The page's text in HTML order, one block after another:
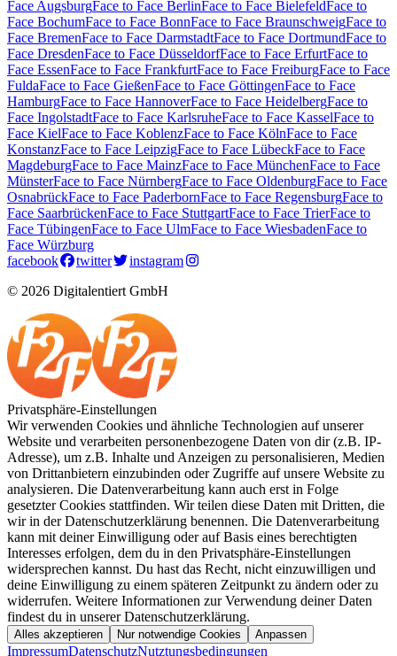
Face AugsburgFace to Face BerlinFace to Face BielefeldFace to
Face BochumFace to Face BonnFace to Face BraunschweigFace to
Face BremenFace to Face DarmstadtFace to Face DortmundFace to
Face DresdenFace to Face DüsseldorfFace to Face ErfurtFace to
Face EssenFace to Face FrankfurtFace to Face FreiburgFace to Face
FuldaFace to Face GießenFace to Face GöttingenFace to Face
HamburgFace to Face HannoverFace to Face HeidelbergFace to
Face IngolstadtFace to Face KarlsruheFace to Face KasselFace to
Face KielFace to Face KoblenzFace to Face KölnFace to Face
KonstanzFace to Face LeipzigFace to Face LübeckFace to Face
MagdeburgFace to Face MainzFace to Face MünchenFace to Face
MünsterFace to Face NürnbergFace to Face OldenburgFace to Face
OsnabrückFace to Face PaderbornFace to Face RegensburgFace to
Face SaarbrückenFace to Face StuttgartFace to Face TrierFace to
Face TübingenFace to Face UlmFace to Face WiesbadenFace to
Face Würzburg
facebook
twitter
instagram
© 2026 Digitalentiert GmbH
Privatsphäre-Einstellungen
Wir verwenden Cookies und ähnliche Technologien auf unserer
Website und verarbeiten personenbezogene Daten von dir (z.B. IP-
Adresse), um z.B. Inhalte und Anzeigen zu personalisieren, Medien
von Drittanbietern einzubinden oder Zugriffe auf unsere Website zu
analysieren. Die Datenverarbeitung kann auch erst in Folge
gesetzter Cookies stattfinden. Wir teilen diese Daten mit Dritten, die
wir in der Datenschutzerklärung benennen. Die Datenverarbeitung
kann mit deiner Einwilligung oder auf Basis eines berechtigten
Interesses erfolgen, dem du in den Privatsphäre-Einstellungen
widersprechen kannst. Du hast das Recht, nicht einzuwilligen und
deine Einwilligung zu einem späteren Zeitpunkt zu ändern oder zu
widerrufen. Weitere Informationen zur Verwendung deiner Daten
findest du in unserer Datenschutzerklärung.
Alles akzeptieren Nur notwendige Cookies Anpassen
ImpressumDatenschutzNutztungsbedingungen